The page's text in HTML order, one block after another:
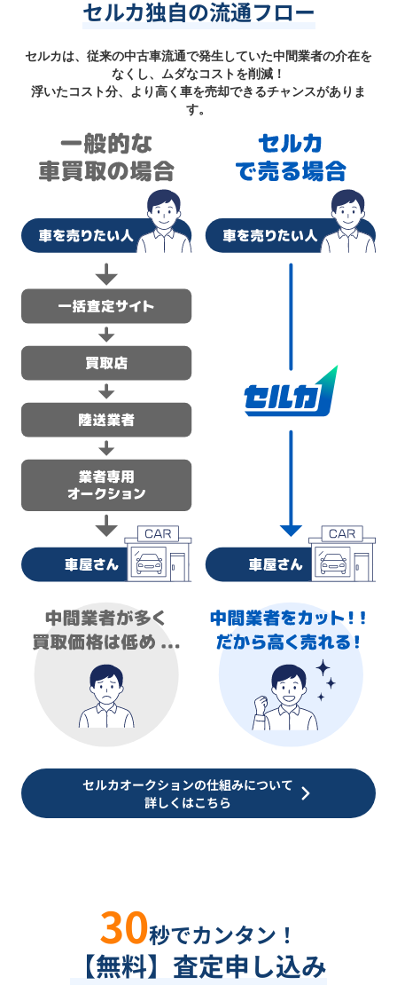
セルカ独自の流通フロー
セルカは、従来の中古車流通で発生していた中間業者の介在を
なくし、ムダなコストを削減！
浮いたコスト分、より高く車を売却できるチャンスがありま
す。
セルカオークションの仕組みについて
詳しくはこちら
30秒でカンタン！
【無料】査定申し込み